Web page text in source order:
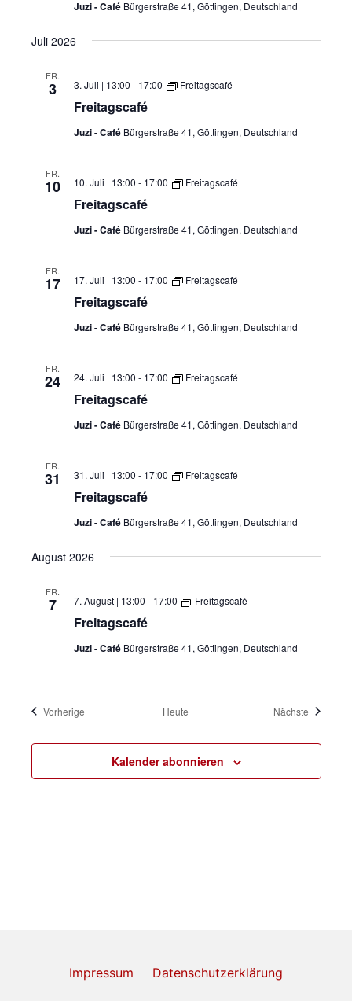
Juzi - Café Bürgerstraße 41, Göttingen, Deutschland
Juli 2026
FR.
3
Freitagscafé
3. Juli | 13:00 - 17:00 Freitagscafé
Juzi - Café Bürgerstraße 41, Göttingen, Deutschland
FR.
10
Freitagscafé
10. Juli | 13:00 - 17:00 Freitagscafé
Juzi - Café Bürgerstraße 41, Göttingen, Deutschland
FR.
17
Freitagscafé
17. Juli | 13:00 - 17:00 Freitagscafé
Juzi - Café Bürgerstraße 41, Göttingen, Deutschland
FR.
24
Freitagscafé
24. Juli | 13:00 - 17:00 Freitagscafé
Juzi - Café Bürgerstraße 41, Göttingen, Deutschland
FR.
31
Freitagscafé
31. Juli | 13:00 - 17:00 Freitagscafé
Juzi - Café Bürgerstraße 41, Göttingen, Deutschland
August 2026
FR.
7
Freitagscafé
7. August | 13:00 - 17:00 Freitagscafé
Juzi - Café Bürgerstraße 41, Göttingen, Deutschland
VorherigeVeranstaltungen Heute Nächste
Kalender abonnieren
Impressum Datenschutzerklärung